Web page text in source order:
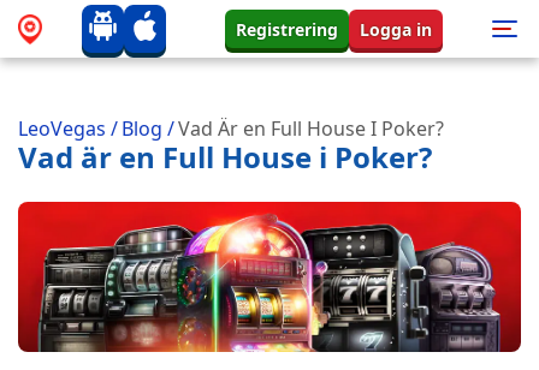
Registrering Logga in
LeoVegas /Blog /Vad Är en Full House I Poker?
Vad är en Full House i Poker?